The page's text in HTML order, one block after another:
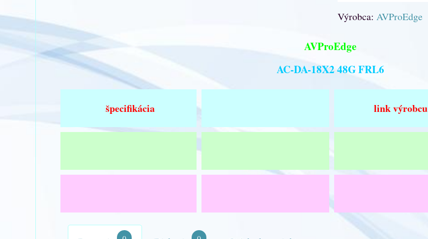
Výrobca: AVProEdge
AVProEdge
AC-DA-18X2 48G FRL6
špecifikácia link výrobcu